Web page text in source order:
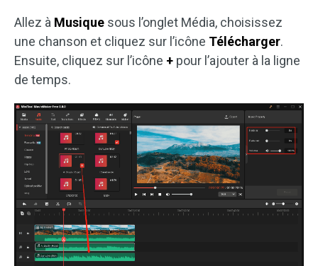
Allez à Musique sous l’onglet Média, choisissez
une chanson et cliquez sur l’icône Télécharger.
Ensuite, cliquez sur l’icône + pour l’ajouter à la ligne
de temps.